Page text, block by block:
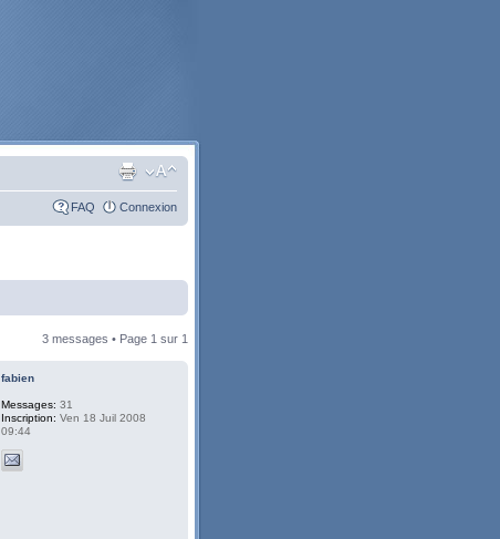
FAQ Connexion
3 messages • Page 1 sur 1
fabien
Messages: 31
Inscription: Ven 18 Juil 2008
09:44